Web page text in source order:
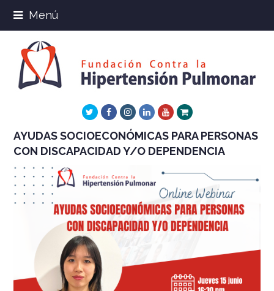
Menú
TwitterFacebookInstagram
LinkedInYoutube
Xing
AYUDAS SOCIOECONÓMICAS PARA PERSONAS
CON DISCAPACIDAD Y/O DEPENDENCIA